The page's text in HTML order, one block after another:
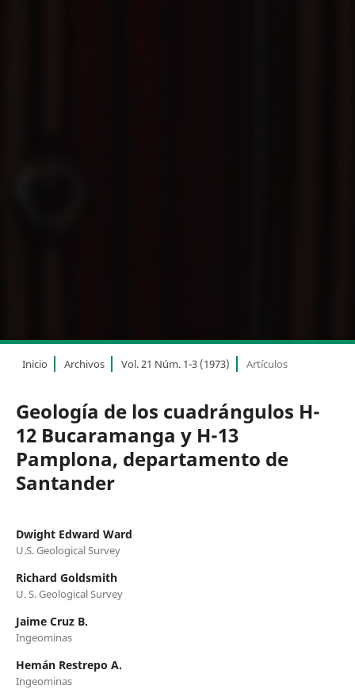
Inicio Archivos Vol. 21 Núm. 1-3 (1973) Artículos
Geología de los cuadrángulos H-
12 Bucaramanga y H-13
Pamplona, departamento de
Santander
Dwight Edward Ward
U.S. Geological Survey
Richard Goldsmith
U. S. Geological Survey
Jaime Cruz B.
Ingeominas
Hemán Restrepo A.
Ingeominas